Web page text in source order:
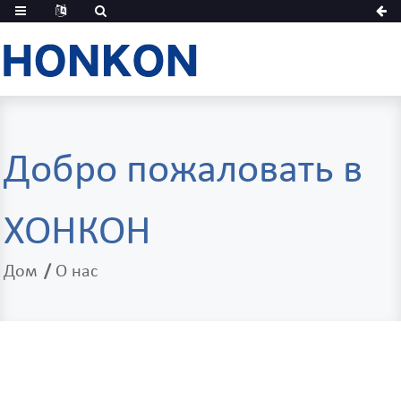
Добро пожаловать в
ХОНКОН
Дом О нас